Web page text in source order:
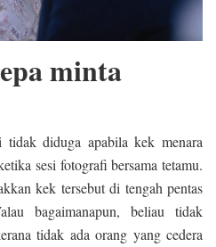
minta
tidak diduga apabila kek menara
sesi fotografi bersama tetamu.
kek tersebut di tengah pentas
bagaimanapun, beliau tidak
tidak ada orang yang cedera